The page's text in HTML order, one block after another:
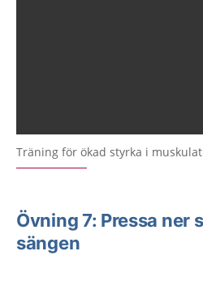
Träning för ökad styrka i
Övning 7: Pressa ner
sängen